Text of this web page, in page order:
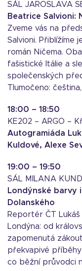
SÁL JAROSLAVA
Beatrice Salvioni:
Zveme vás na
Salvioni. Přiblížíme
román Ničema.
fašistické Itálie a
společenských
Tlumočeno:
18:00 – 18:50
KE202 – ARGO –
Autogramiáda
Kuldové, Alexe
19:00 – 19:50
SÁL MILANA
Londýnské barvy
Dolanského
Reportér ČT
Londýna: od
zapomenutá
překvapivé
co běžní průvodci